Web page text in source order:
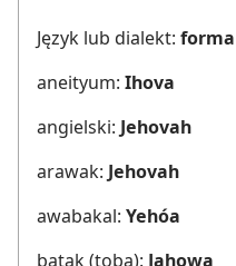
Język lub dialekt:
aneityum: Ihova
angielski: Jehovah
arawak: Jehovah
awabakal: Yehóa
batak (toba): Jahowa